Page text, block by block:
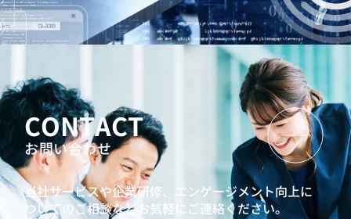
CONTACT
お問い合わせ
当社サービスや企業研修、エンゲージメント向上に
ついてのご相談などお気軽にご連絡ください。